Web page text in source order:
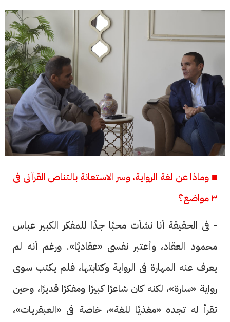
■ وماذا عن لغة الرواية، وسر الاستعانة بالتناص القرآنى فى
٣ مواضع؟
- فى الحقيقة أنا نشأت محبًا جدًا للمفكر الكبير عباس
محمود العقاد، وأعتبر نفسى «عقاديًا». ورغم أنه لم
يعرف عنه المهارة فى الرواية وكتابتها، فلم يكتب سوى
رواية «سارة»، لكنه كان شاعرًا كبيرًا ومفكرًا قديرًا، وحين
تقرأ له تجده «مغذيًا للغة»، خاصة فى «العبقريات»،